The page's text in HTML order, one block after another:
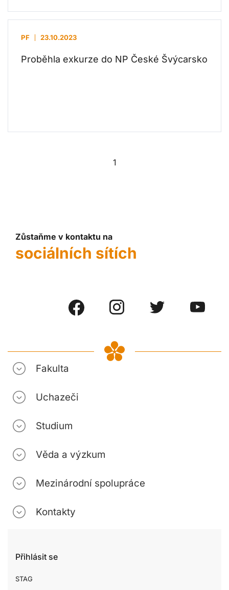
PF 23.10.2023
Proběhla exkurze do NP České Švýcarsko
1
Zůstaňme v kontaktu na
sociálních sítích
Fakulta
Uchazeči
Studium
Věda a výzkum
Mezinárodní spolupráce
Kontakty
Přihlásit se
STAG